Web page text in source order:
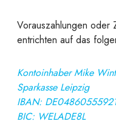
Vorauszahlungen oder
entrichten auf das
Kontoinhaber Mike
Sparkasse Leipzig
IBAN:
BIC: WELADE8L